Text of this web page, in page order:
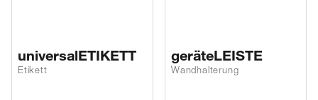
universalETIKETT
Etikett
geräteLEISTE
Wandhalterung